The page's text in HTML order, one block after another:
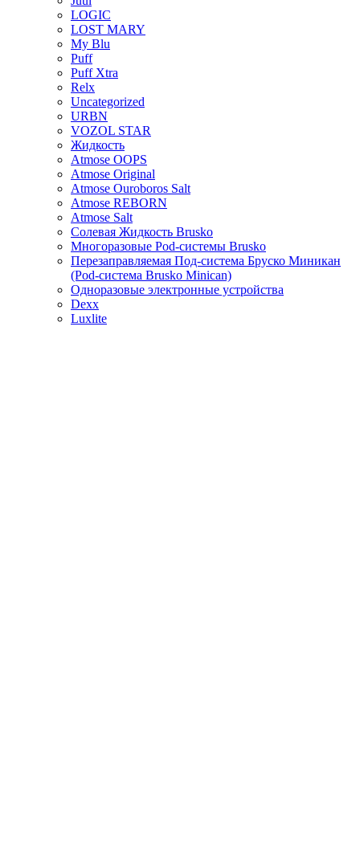
LOGIC
LOST MARY
My Blu
Puff
Puff Xtra
Relx
Uncategorized
URBN
VOZOL STAR
Жидкость
Atmose OOPS
Atmose Original
Atmose Ouroboros Salt
Atmose REBORN
Atmose Salt
Солевая Жидкость Brusko
Многоразовые Pod-системы Brusko
Перезаправляемая Под-система Бруско Миникан
(Pod-система Brusko Minican)
Одноразовые электронные устройства
Dexx
Luxlite